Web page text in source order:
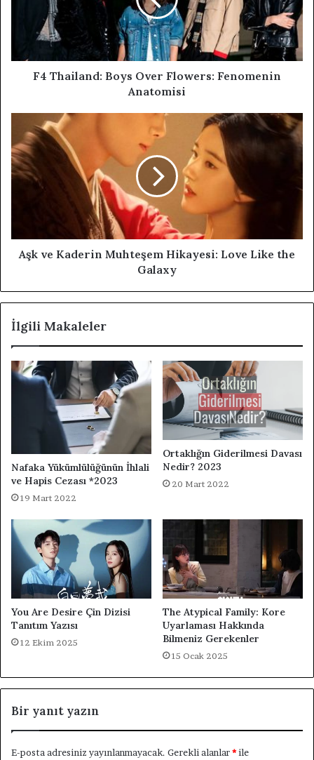
F4 Thailand: Boys Over Flowers: Fenomenin
Anatomisi
Aşk ve Kaderin Muhteşem Hikayesi: Love Like the
Galaxy
İlgili Makaleler
Nafaka Yükümlülüğünün İhlali
ve Hapis Cezası *2023
19 Mart 2022
Ortaklığın Giderilmesi Davası
Nedir? 2023
20 Mart 2022
You Are Desire Çin Dizisi
Tanıtım Yazısı
12 Ekim 2025
The Atypical Family: Kore
Uyarlaması Hakkında
Bilmeniz Gerekenler
15 Ocak 2025
Bir yanıt yazın
E-posta adresiniz yayınlanmayacak. Gerekli alanlar*ile